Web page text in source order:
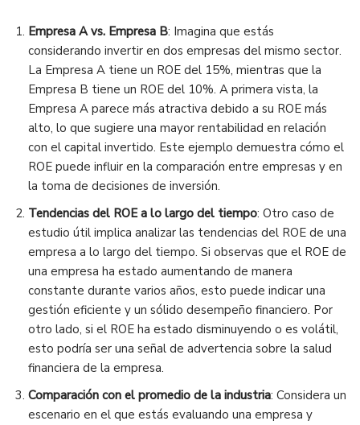
Empresa A vs. Empresa B: Imagina que estás
considerando invertir en dos empresas del mismo sector.
La Empresa A tiene un ROE del 15%, mientras que la
Empresa B tiene un ROE del 10%. A primera vista, la
Empresa A parece más atractiva debido a su ROE más
alto, lo que sugiere una mayor rentabilidad en relación
con el capital invertido. Este ejemplo demuestra cómo el
ROE puede influir en la comparación entre empresas y en
la toma de decisiones de inversión.
Tendencias del ROE a lo largo del tiempo: Otro caso de
estudio útil implica analizar las tendencias del ROE de una
empresa a lo largo del tiempo. Si observas que el ROE de
una empresa ha estado aumentando de manera
constante durante varios años, esto puede indicar una
gestión eficiente y un sólido desempeño financiero. Por
otro lado, si el ROE ha estado disminuyendo o es volátil,
esto podría ser una señal de advertencia sobre la salud
financiera de la empresa.
Comparación con el promedio de la industria: Considera un
escenario en el que estás evaluando una empresa y